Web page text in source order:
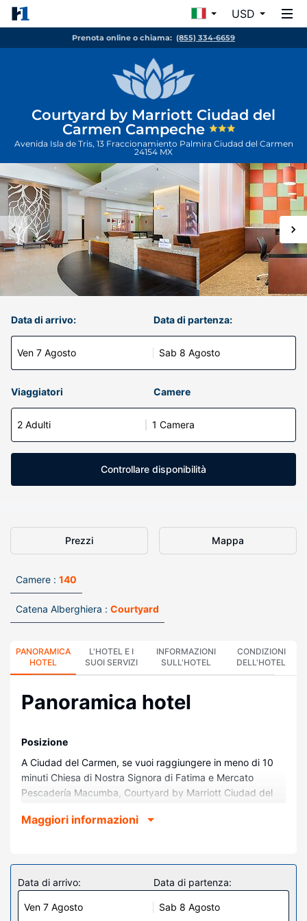
USD
Prenota online o chiama: (855) 334-6659
Courtyard by Marriott Ciudad del
Carmen Campeche
Avenida Isla de Tris, 13 Fraccionamiento Palmira Ciudad del Carmen
24154 MX
Data di arrivo:
Ven 7 Agosto
Data di partenza:
Sab 8 Agosto
Viaggiatori Camere
2 Adulti 1 Camera
Controllare disponibilità
Prezzi Mappa
Camere : 140
Catena Alberghiera : Courtyard
PANORAMICA
HOTEL
L'HOTEL E I
SUOI SERVIZI
INFORMAZIONI
SULL'HOTEL
CONDIZIONI
DELL'HOTEL
Panoramica hotel
Posizione
A Ciudad del Carmen, se vuoi raggiungere in meno di 10
minuti Chiesa di Nostra Signora di Fatima e Mercato
Pescadería Macumba, Courtyard by Marriott Ciudad del
trova a 3,8 km da Spiaggia Playa Norte e 6,7 km da
Rilassati in una delle 140 camere con aria condizionata
della struttura, complete di frigorifero e TV LED. La
connessione Internet inclusa, wireless e via cavo, e la TV a
Maggiori informazioni
Data di arrivo:
Ven 7 Agosto
Data di partenza:
Sab 8 Agosto